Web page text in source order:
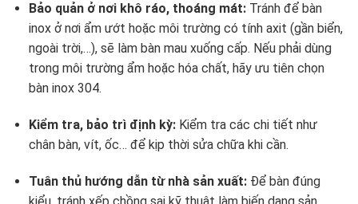
Bảo quản ở nơi khô ráo, thoáng mát:Tránh để bàn
inox ở nơi ẩm ướt hoặc môi trường có tính axit (gần biển,
ngoài trời,…), sẽ làm bàn mau xuống cấp. Nếu phải dùng
trong môi trường ẩm hoặc hóa chất, hãy ưu tiên chọn
bàn inox 304.
Kiểm tra, bảo trì định kỳ:Kiểm tra các chi tiết như
chân bàn, vít, ốc… để kịp thời sửa chữa khi cần.
Tuân thủ hướng dẫn từ nhà sản xuất:Để bàn đúng